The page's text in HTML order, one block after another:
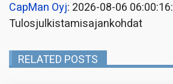
CapMan Oyj: 2026-08-06 06:00:16:
Tulosjulkistamisajankohdat
RELATED POSTS